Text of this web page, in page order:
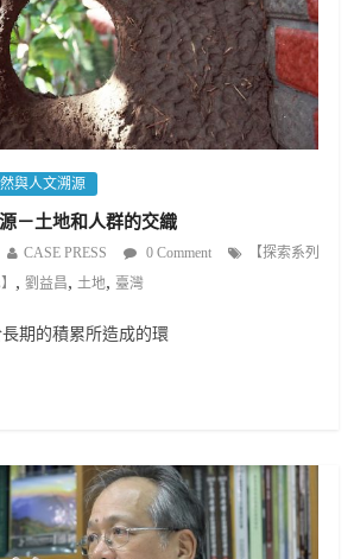
與人文溯源
－土地和人群的交織
CASE PRESS 0 Comment
【探索系列
,劉益昌,土地, 臺灣
期的積累所造成的環